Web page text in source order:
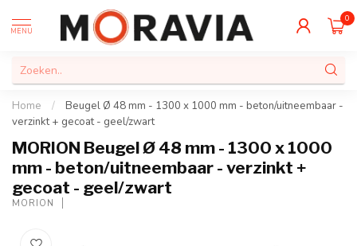
MENU
0
Home /
Beugel Ø 48 mm - 1300 x 1000 mm - beton/uitneembaar -
verzinkt + gecoat - geel/zwart
MORION Beugel Ø 48 mm - 1300 x 1000
mm - beton/uitneembaar - verzinkt +
gecoat - geel/zwart
MORION